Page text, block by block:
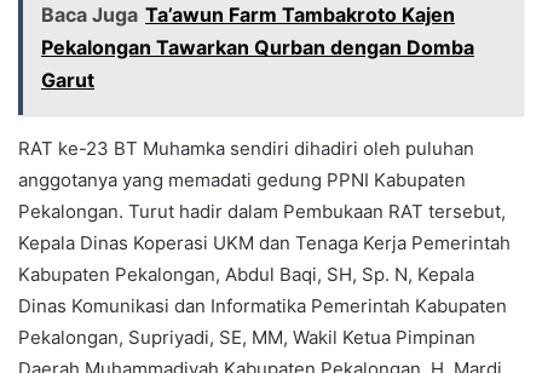
Baca Juga Ta’awun Farm Tambakroto Kajen
Pekalongan Tawarkan Qurban dengan Domba
Garut
RAT ke-23 BT Muhamka sendiri dihadiri oleh puluhan
anggotanya yang memadati gedung PPNI Kabupaten
Pekalongan. Turut hadir dalam Pembukaan RAT tersebut,
Kepala Dinas Koperasi UKM dan Tenaga Kerja Pemerintah
Kabupaten Pekalongan, Abdul Baqi, SH, Sp. N, Kepala
Dinas Komunikasi dan Informatika Pemerintah Kabupaten
Pekalongan, Supriyadi, SE, MM, Wakil Ketua Pimpinan
Daerah Muhammadiyah Kabupaten Pekalongan, H. Mardi